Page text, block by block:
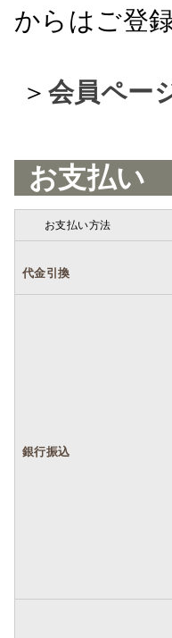
からはご登
＞ 会員ペー
お支払い
お支払い方法
代金引換
銀行振込